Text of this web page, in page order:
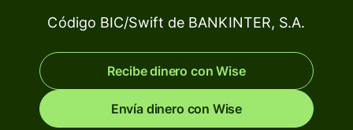
Código BIC/Swift de BANKINTER, S.A.
Recibe dinero con Wise
Envía dinero con Wise